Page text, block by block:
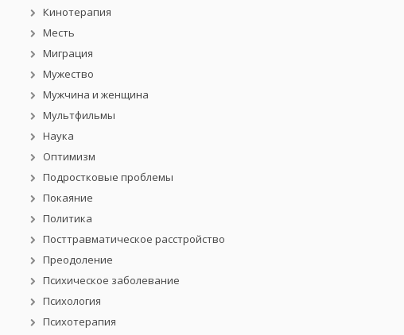
Кинотерапия
Месть
Миграция
Мужество
Мужчина и женщина
Мультфильмы
Наука
Оптимизм
Подростковые проблемы
Покаяние
Политика
Посттравматическое расстройство
Преодоление
Психическое заболевание
Психология
Психотерапия